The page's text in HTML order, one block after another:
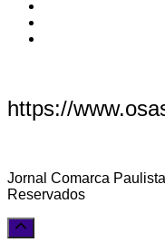
https://
Jornal Comarca
Reservados